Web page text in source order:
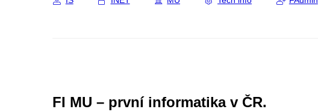
FI MU – první informatika v ČR.